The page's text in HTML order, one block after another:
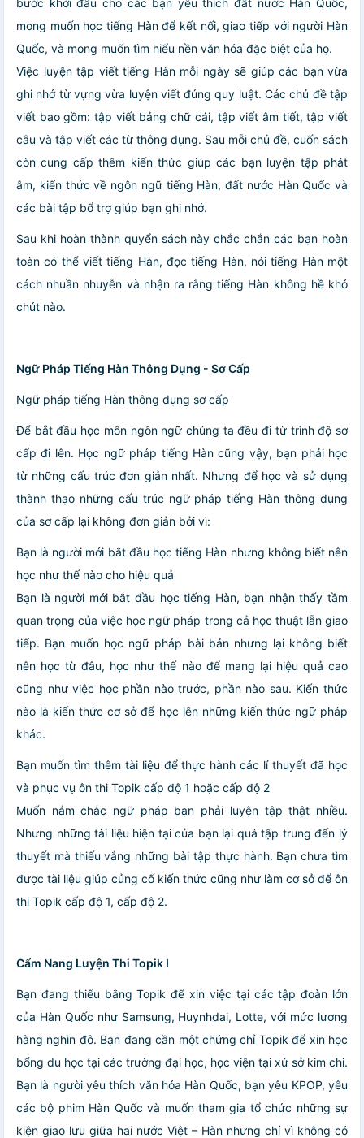
mong muốn học tiếng Hàn để kết nối, giao tiếp với người Hàn
Quốc, và mong muốn tìm hiểu nền văn hóa đặc biệt của họ.
Việc luyện tập viết tiếng Hàn mỗi ngày sẽ giúp các bạn vừa
ghi nhớ từ vựng vừa luyện viết đúng quy luật. Các chủ đề tập
viết bao gồm: tập viết bảng chữ cái, tập viết âm tiết, tập viết
câu và tập viết các từ thông dụng. Sau mỗi chủ đề, cuốn sách
còn cung cấp thêm kiến thức giúp các bạn luyện tập phát
âm, kiến thức về ngôn ngữ tiếng Hàn, đất nước Hàn Quốc và
các bài tập bổ trợ giúp bạn ghi nhớ.
Sau khi hoàn thành quyển sách này chắc chắn các bạn hoàn
toàn có thể viết tiếng Hàn, đọc tiếng Hàn, nói tiếng Hàn một
cách nhuần nhuyễn và nhận ra rằng tiếng Hàn không hề khó
chút nào.
Ngữ Pháp Tiếng Hàn Thông Dụng - Sơ Cấp
Ngữ pháp tiếng Hàn thông dụng sơ cấp
Để bắt đầu học môn ngôn ngữ chúng ta đều đi từ trình độ sơ
cấp đi lên. Học ngữ pháp tiếng Hàn cũng vậy, bạn phải học
từ những cấu trúc đơn giản nhất. Nhưng để học và sử dụng
thành thạo những cấu trúc ngữ pháp tiếng Hàn thông dụng
của sơ cấp lại không đơn giản bởi vì:
Bạn là người mới bắt đầu học tiếng Hàn nhưng không biết nên
học như thế nào cho hiệu quả
Bạn là người mới bắt đầu học tiếng Hàn, bạn nhận thấy tầm
quan trọng của việc học ngữ pháp trong cả học thuật lẫn giao
tiếp. Bạn muốn học ngữ pháp bài bản nhưng lại không biết
nên học từ đâu, học như thế nào để mang lại hiệu quả cao
cũng như việc học phần nào trước, phần nào sau. Kiến thức
nào là kiến thức cơ sở để học lên những kiến thức ngữ pháp
khác.
Bạn muốn tìm thêm tài liệu để thực hành các lí thuyết đã học
và phục vụ ôn thi Topik cấp độ 1 hoặc cấp độ 2
Muốn nắm chắc ngữ pháp bạn phải luyện tập thật nhiều.
Nhưng những tài liệu hiện tại của bạn lại quá tập trung đến lý
thuyết mà thiếu vắng những bài tập thực hành. Bạn chưa tìm
được tài liệu giúp củng cố kiến thức cũng như làm cơ sở để ôn
thi Topik cấp độ 1, cấp độ 2.
Cẩm Nang Luyện Thi Topik I
Bạn đang thiếu bằng Topik để xin việc tại các tập đoàn lớn
của Hàn Quốc như Samsung, Huynhdai, Lotte, với mức lương
hàng nghìn đô. Bạn đang cần một chứng chỉ Topik để xin học
bổng du học tại các trường đại học, học viện tại xứ sở kim chi.
Bạn là người yêu thích văn hóa Hàn Quốc, bạn yêu KPOP, yêu
các bộ phim Hàn Quốc và muốn tham gia tổ chức những sự
kiện giao lưu giữa hai nước Việt – Hàn nhưng chỉ vì không có